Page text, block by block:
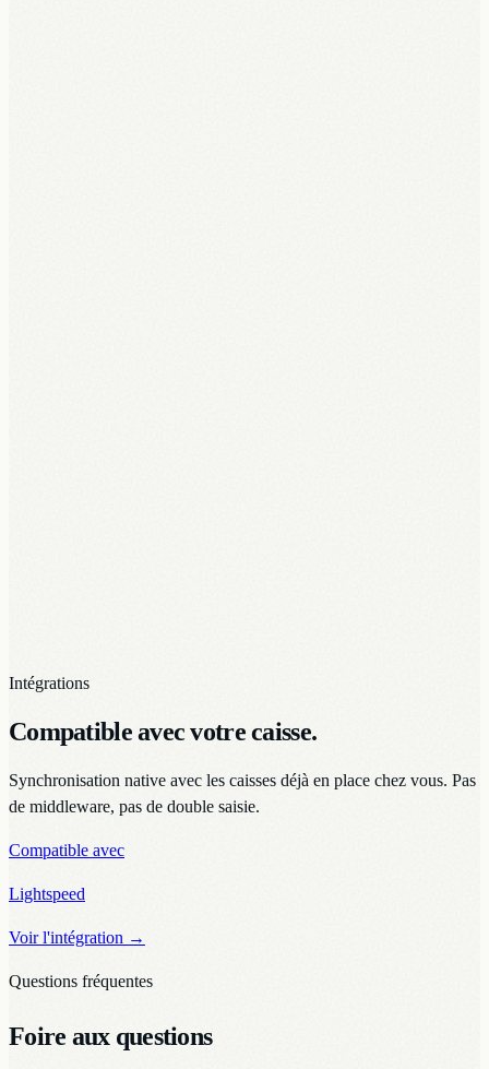
Intégrations
Compatible avec votre caisse.
Synchronisation native avec les caisses déjà en place chez vous. Pas
de middleware, pas de double saisie.
Compatible avec
Lightspeed
Voir l'intégration →
Questions fréquentes
Foire aux questions